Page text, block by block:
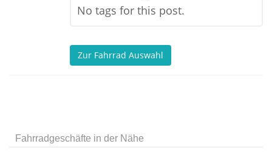
No tags for this post.
Zur Fahrrad Auswahl
Fahrradgeschäfte in der Nähe